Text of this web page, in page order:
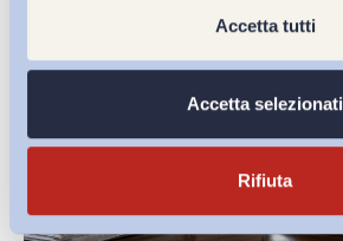
Accetta tutti
Accetta selezionati
Rifiuta